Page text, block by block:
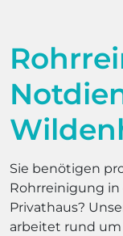
Sie benötigen
Rohrreinigung
Privathaus?
arbeitet rund um